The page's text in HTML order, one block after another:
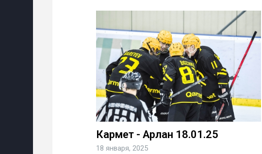
Кармет - Арлан 18.01.25
18 января, 2025